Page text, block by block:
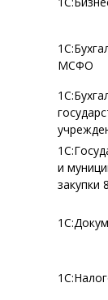
МСФО
и
закупки 8